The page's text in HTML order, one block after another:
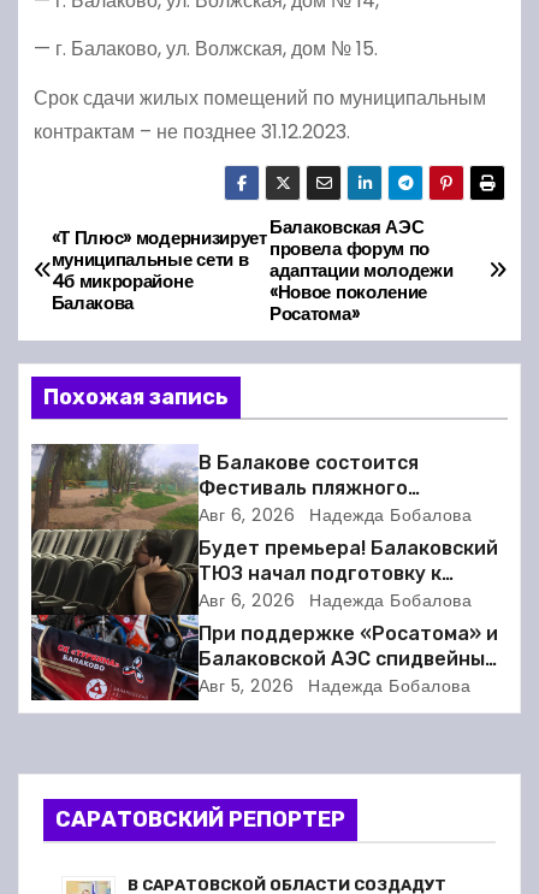
— г. Балаково, ул. Волжская, дом № 15.
Срок сдачи жилых помещений по муниципальным
контрактам – не позднее 31.12.2023.
Н
а
в
и
г
а
ц
и
я
п
з
а
Балаковская АЭС
провела форум по
адаптации молодежи
«Новое поколение
Росатома»
«Т Плюс» модернизирует
муниципальные сети в
4б микрорайоне
Балакова
Похожая запись
В Балакове состоится
Фестиваль пляжного
волейбола
Авг 6, 2026 Надежда Бобалова
Будет премьера! Балаковский
ТЮЗ начал подготовку к
новому театральному сезону
Авг 6, 2026 Надежда Бобалова
При поддержке «Росатома» и
Балаковской АЭС спидвейный
клуб «Турбина» обновил
материально-техническую
Авг 5, 2026 Надежда Бобалова
САРАТОВСКИЙ РЕПОРТЕР
В САРАТОВСКОЙ ОБЛАСТИ СОЗДАДУТ